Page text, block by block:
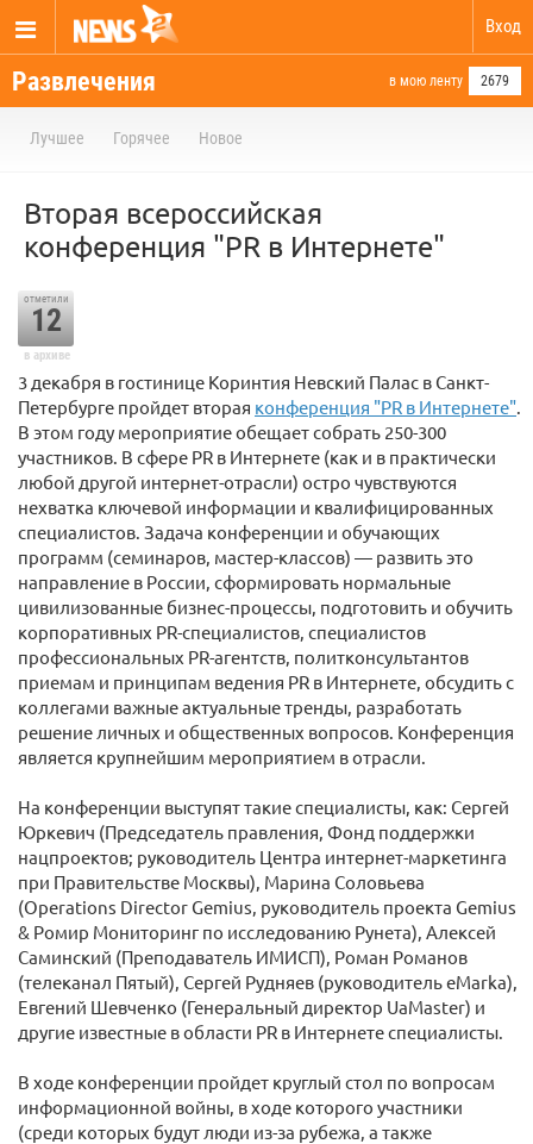
Вход
Развлечения в мою ленту 2679
Лучшее Горячее Новое
Вторая всероссийская
конференция "PR в Интернете"
отметили
12
в архиве
3 декабря в гостинице Коринтия Невский Палас в Санкт-
Петербурге пройдет вторая конференция "PR в Интернете".
В этом году мероприятие обещает собрать 250-300
участников. В сфере PR в Интернете (как и в практически
любой другой интернет-отрасли) остро чувствуются
нехватка ключевой информации и квалифицированных
специалистов. Задача конференции и обучающих
программ (семинаров, мастер-классов) — развить это
направление в России, сформировать нормальные
цивилизованные бизнес-процессы, подготовить и обучить
корпоративных PR-специалистов, специалистов
профессиональных PR-агентств, политконсультантов
приемам и принципам ведения PR в Интернете, обсудить с
коллегами важные актуальные тренды, разработать
решение личных и общественных вопросов. Конференция
является крупнейшим мероприятием в отрасли.
На конференции выступят такие специалисты, как: Сергей
Юркевич (Председатель правления, Фонд поддержки
нацпроектов; руководитель Центра интернет-маркетинга
при Правительстве Москвы), Марина Соловьева
(Operations Director Gemius, руководитель проекта Gemius
& Ромир Мониторинг по исследованию Рунета), Алексей
Саминский (Преподаватель ИМИСП), Роман Романов
(телеканал Пятый), Сергей Рудняев (руководитель eMarka),
Евгений Шевченко (Генеральный директор UaMaster) и
другие известные в области PR в Интернете специалисты.
В ходе конференции пройдет круглый стол по вопросам
информационной войны, в ходе которого участники
(среди которых будут люди из-за рубежа, а также